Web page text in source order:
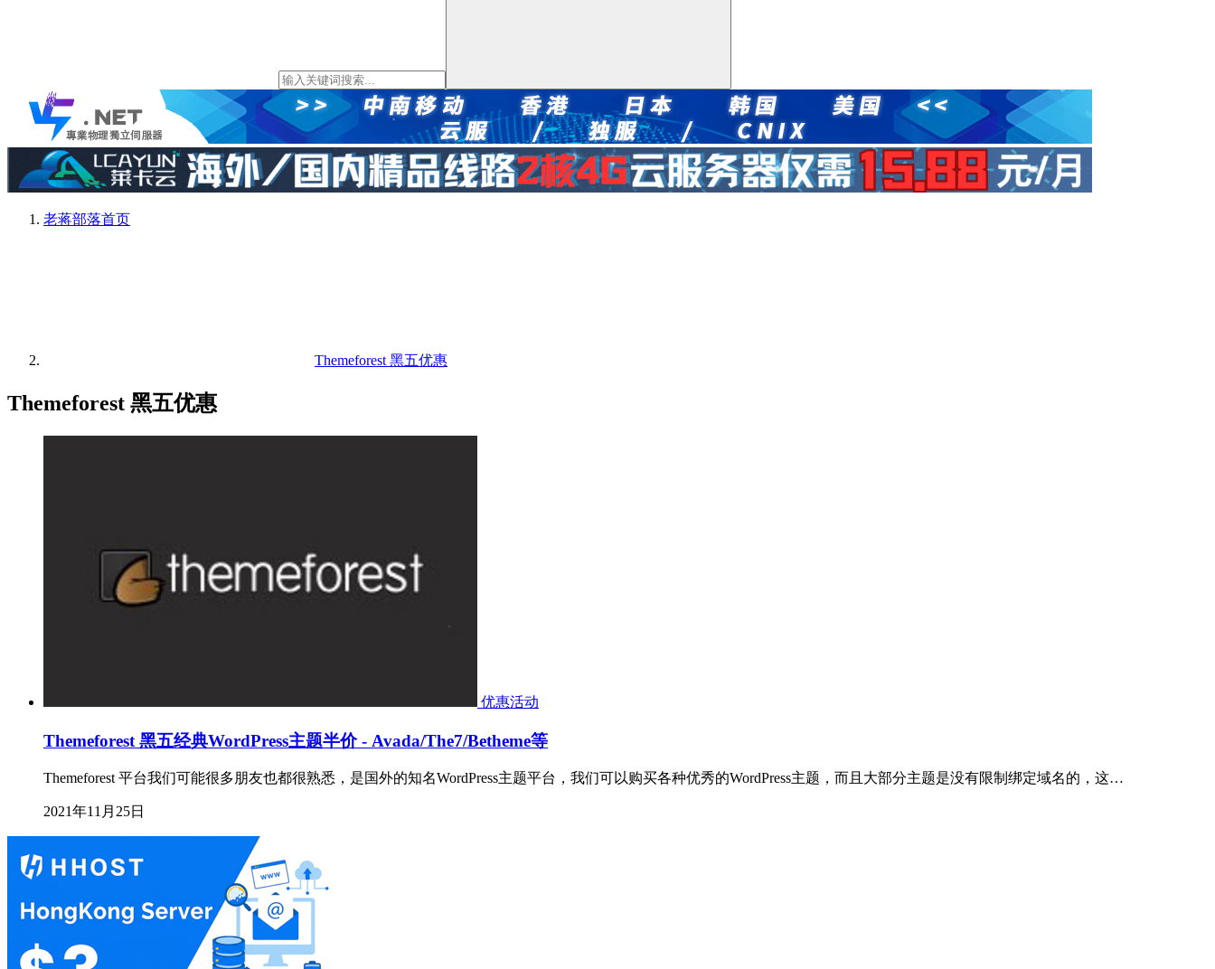
老蒋部落首页
Themeforest 黑五优惠
Themeforest 黑五优惠
优惠活动
Themeforest 黑五经典WordPress主题半价 - Avada/The7/Betheme等
Themeforest 平台我们可能很多朋友也都很熟悉，是国外的知名WordPress主题平台，我们可以购买各种优秀的WordPress主题，而且大部分主题是没有限制绑定域名的，这…
2021年11月25日